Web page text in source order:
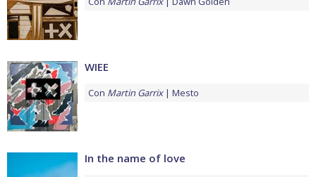
WIEE
Con Martin Garrix Mesto
In the name of love